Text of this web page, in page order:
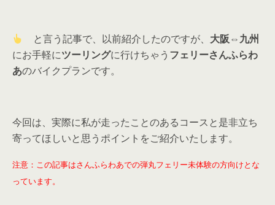
と言う記事で、以前紹介したのですが、 大阪⇔九州
にお手軽にツーリングに行けちゃう フェリーさんふらわ
あのバイクプランです。
今回は、実際に私が走ったことのあるコースと是非立ち
寄ってほしいと思うポイントをご紹介いたします。
注意：この記事はさんふらわあでの弾丸フェリー未体験の方向けとな
っています。